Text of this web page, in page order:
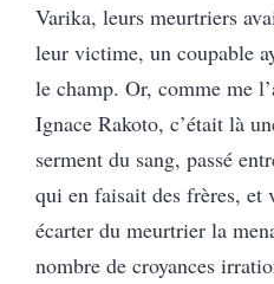
Varika, leurs meurtriers
leur victime, un coupable
le champ. Or, comme me
Ignace Rakoto, c’était là
serment du sang, passé
qui en faisait des frères, et
écarter du meurtrier la
nombre de croyances